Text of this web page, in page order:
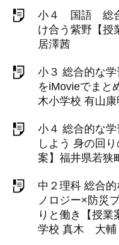
小４ 国語 総
け合う紫野【
居澤茜
小３ 総合的な
をiMovieでまと
木小学校 有山康
小４ 総合的な
しよう 身の回
案】福井県若
中２理科 総合
ノロジー×防災
りと働き【授業
学校 真木 大輔